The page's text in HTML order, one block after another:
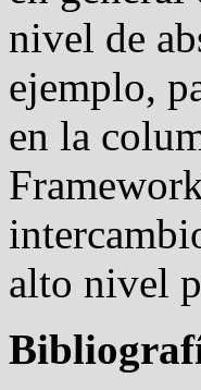
nivel de
ejemplo,
en la
alto nivel